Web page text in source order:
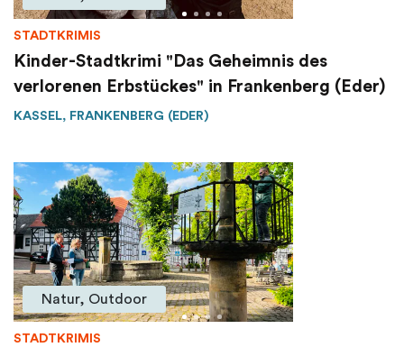
STADTKRIMIS
Kinder-Stadtkrimi "Das Geheimnis des
verlorenen Erbstückes" in Frankenberg (Eder)
KASSEL, FRANKENBERG (EDER)
Natur, Outdoor
STADTKRIMIS